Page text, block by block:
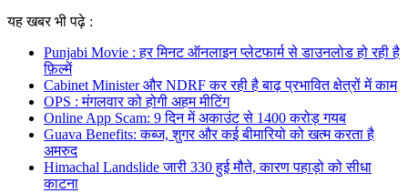
यह खबर भी पढ़े :
Punjabi Movie : हर मिनट ऑनलाइन प्लेटफार्म से डाउनलोड हो रही है
फ़िल्में
Cabinet Minister और NDRF कर रही है बाढ़ प्रभावित क्षेत्रों में काम
OPS : मंगलवार को होगी अहम मीटिंग
Online App Scam: 9 दिन में अकाउंट से 1400 करोड़ गयब
Guava Benefits: कब्ज, शुगर और कई बीमारियो को खत्म करता है
अमरुद
Himachal Landslide जारी 330 हुई मौते, कारण पहाड़ो को सीधा
काटना